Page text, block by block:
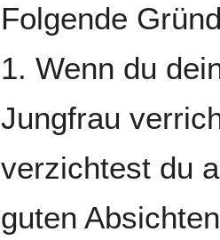
Folgende
1. Wenn du
Jungfrau
verzichtest du
guten